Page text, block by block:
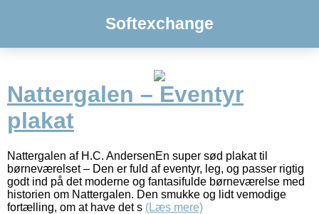
Softexchange
Nattergalen – Eventyr
plakat
Nattergalen af H.C. AndersenEn super sød plakat til
børneværelset – Den er fuld af eventyr, leg, og passer rigtig
godt ind på det moderne og fantasifulde børneværelse med
historien om Nattergalen. Den smukke og lidt vemodige
fortælling, om at have det s (Læs mere)